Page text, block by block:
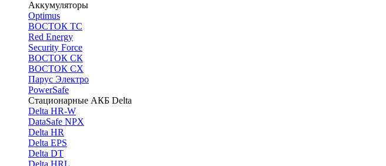
Аккумуляторы
Optimus
ВОСТОК ТС
Red Energy
Security Force
ВОСТОК СК
ВОСТОК СХ
Парус Электро
PowerSafe
Стационарные АКБ Delta
Delta HR-W
DataSafe NPX
Delta HR
Delta EPS
Delta DT
Delta HRL